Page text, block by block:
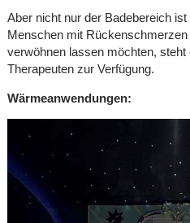
Aber nicht nur der Badebereich
Menschen mit
verwöhnen lassen möchten, steht
Therapeuten zur Verfügung.
Wärmeanwendungen: